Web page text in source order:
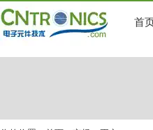
首